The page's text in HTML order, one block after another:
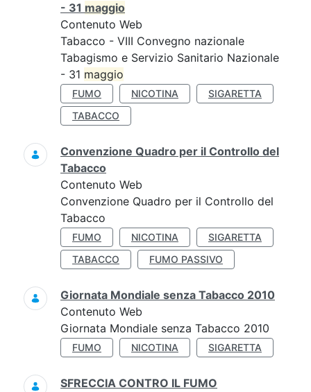
- 31 maggio
Contenuto Web
Tabacco - VIII Convegno nazionale
Tabagismo e Servizio Sanitario Nazionale
- 31 maggio
FUMO NICOTINA
SIGARETTA
TABACCO
Convenzione Quadro per il Controllo del
Tabacco
Contenuto Web
Convenzione Quadro per il Controllo del
Tabacco
FUMO NICOTINA
SIGARETTA
TABACCO
FUMO PASSIVO
Giornata Mondiale senza Tabacco 2010
Contenuto Web
Giornata Mondiale senza Tabacco 2010
FUMO NICOTINA SIGARETTA
SFRECCIA CONTRO IL FUMO